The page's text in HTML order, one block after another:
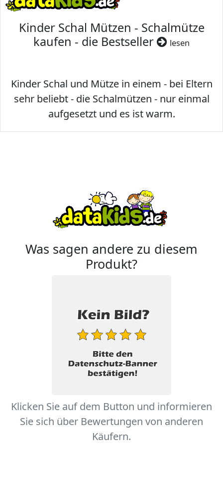
Kinder Schal Mützen - Schalmütze
kaufen - die Bestseller
lesen
Kinder Schal und Mütze in einem - bei Eltern
sehr beliebt - die Schalmützen - nur einmal
aufgesetzt und es ist warm.
Was sagen andere zu diesem
Produkt?
Klicken Sie auf dem Button und informieren
Sie sich über Bewertungen von anderen
Käufern.